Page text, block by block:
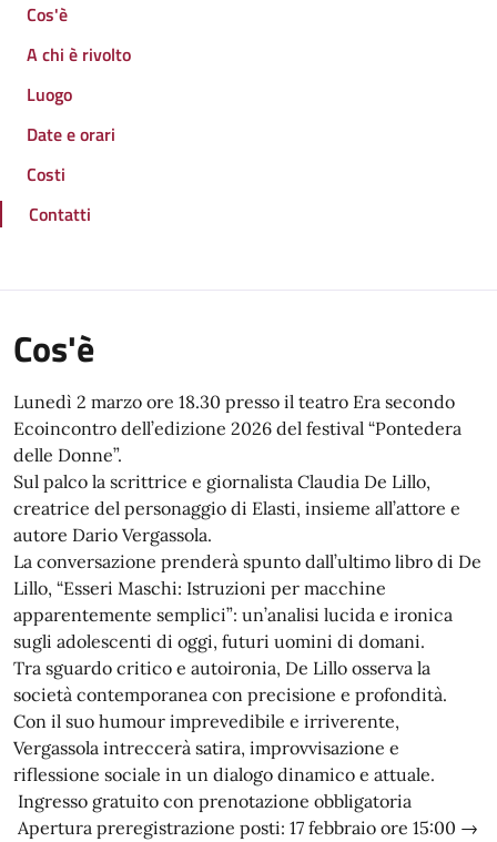
Cos'è
A chi è rivolto
Luogo
Date e orari
Costi
Contatti
Cos'è
Lunedì 2 marzo ore 18.30 presso il teatro Era secondo
Ecoincontro dell’edizione 2026 del festival “Pontedera
delle Donne”.
Sul palco la scrittrice e giornalista Claudia De Lillo,
creatrice del personaggio di Elasti, insieme all’attore e
autore Dario Vergassola.
La conversazione prenderà spunto dall’ultimo libro di De
Lillo, “Esseri Maschi: Istruzioni per macchine
apparentemente semplici”: un’analisi lucida e ironica
sugli adolescenti di oggi, futuri uomini di domani.
Tra sguardo critico e autoironia, De Lillo osserva la
società contemporanea con precisione e profondità.
Con il suo humour imprevedibile e irriverente,
Vergassola intreccerà satira, improvvisazione e
riflessione sociale in un dialogo dinamico e attuale.
Ingresso gratuito con prenotazione obbligatoria
Apertura preregistrazione posti: 17 febbraio ore 15:00 →